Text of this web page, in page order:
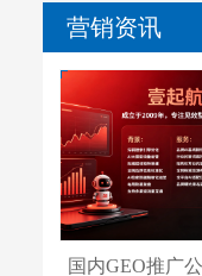
营销资讯
国内GEO推广